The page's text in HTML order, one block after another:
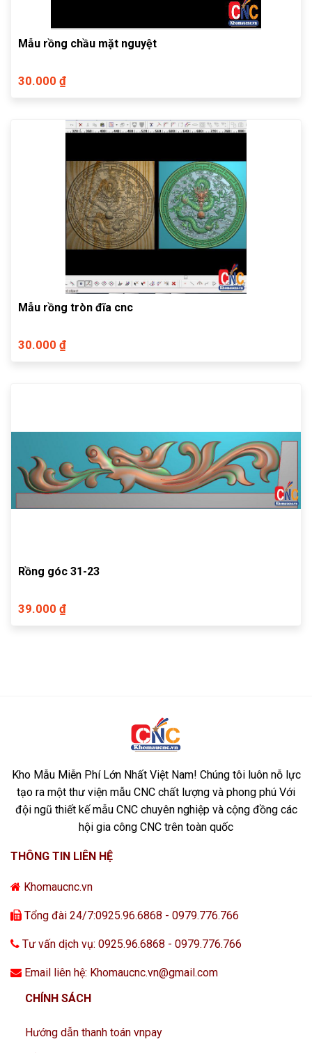
Mẫu rồng chầu mặt nguyệt
30.000 ₫
Mẫu rồng tròn đĩa cnc
30.000 ₫
Rồng góc 31-23
39.000 ₫
Kho Mẫu Miễn Phí Lớn Nhất Việt Nam! Chúng tôi luôn nỗ lực
tạo ra một thư viện mẫu CNC chất lượng và phong phú Với
đội ngũ thiết kế mẫu CNC chuyên nghiệp và cộng đồng các
hội gia công CNC trên toàn quốc
THÔNG TIN LIÊN HỆ
Khomaucnc.vn
Tổng đài 24/7:0925.96.6868 - 0979.776.766
Tư vấn dịch vụ: 0925.96.6868 - 0979.776.766
Email liên hệ: Khomaucnc.vn@gmail.com
CHÍNH SÁCH
Hướng dẫn thanh toán vnpay